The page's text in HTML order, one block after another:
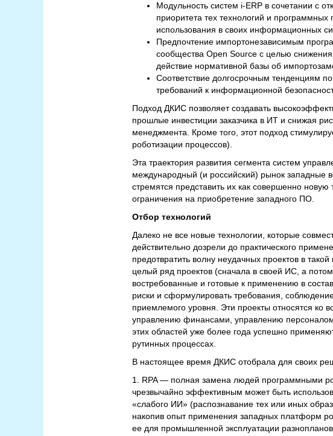
Модульность систем i-ERP в сочетании с
приоритета тех технологий и программных
использования в своих информационных
Предпочтение импортонезависимым
сообщества Open Source с целью
действие нормативной базы об
Соответствие долгосрочным тенденциям
требований к информационной
Подход ДКИС позволяет создавать
прошлые инвестиции заказчика в ИТ и снижая
менеджмента. Кроме того, этот подход
роботизации процессов).
Эта траектория развития сегмента систем
международный (и российский) рынок западные
стремятся представить их как совершенно
ограничения на приобретение западного ПО.
Отбор технологий
Далеко не все новые технологии, которые
действительно дозрели до практического
предотвратить волну неудачных проектов в
целый ряд проектов (сначала в своей ИС, а
востребованные и готовые к применению в
риски и сформулировать требования,
приемлемого уровня. Эти проекты относятся
управлению финансами, управлению
этих областей уже более года успешно
рутинных процессах.
В настоящее время ДКИС отобрала для своих
1. RPA — полная замена людей программными
чрезвычайно эффективным может быть
«слабого ИИ» (распознавание тех или иных
накопив опыт применения западных платформ
ее для промышленной эксплуатации